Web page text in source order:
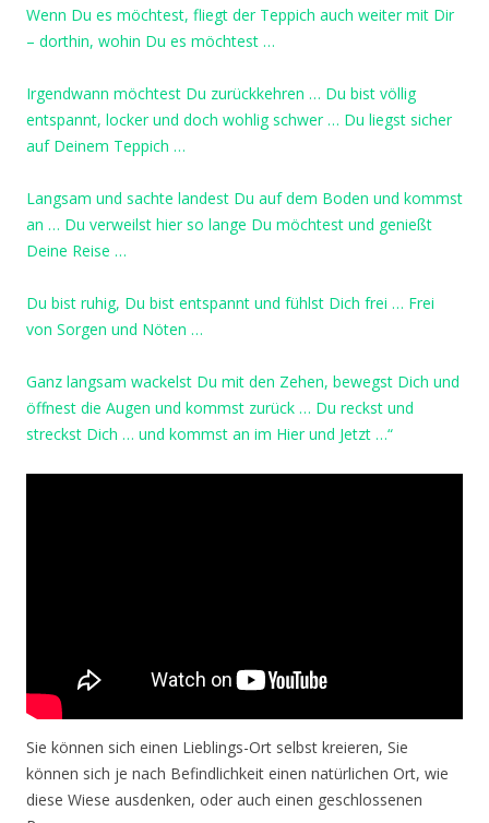
Wenn Du es möchtest, fliegt der Teppich auch weiter mit Dir
– dorthin, wohin Du es möchtest …
Irgendwann möchtest Du zurückkehren … Du bist völlig
entspannt, locker und doch wohlig schwer … Du liegst sicher
auf Deinem Teppich …
Langsam und sachte landest Du auf dem Boden und kommst
an … Du verweilst hier so lange Du möchtest und genießt
Deine Reise …
Du bist ruhig, Du bist entspannt und fühlst Dich frei … Frei
von Sorgen und Nöten …
Ganz langsam wackelst Du mit den Zehen, bewegst Dich und
öffnest die Augen und kommst zurück … Du reckst und
streckst Dich … und kommst an im Hier und Jetzt …“
Sie können sich einen Lieblings-Ort selbst kreieren, Sie
können sich je nach Befindlichkeit einen natürlichen Ort, wie
diese Wiese ausdenken, oder auch einen geschlossenen